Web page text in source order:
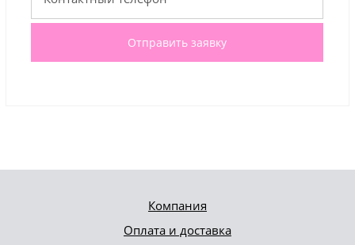
Отправить заявку
Компания
Оплата и доставка